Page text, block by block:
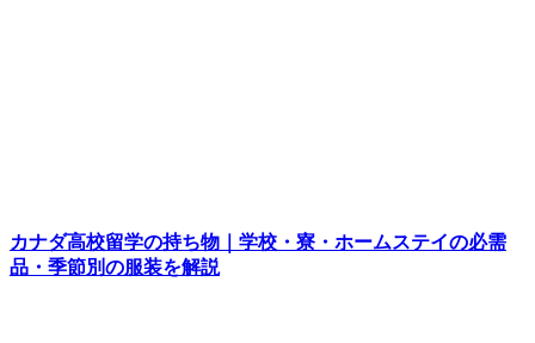
カナダ高校留学の持ち物｜学校・寮・ホームステイの必需
品・季節別の服装を解説